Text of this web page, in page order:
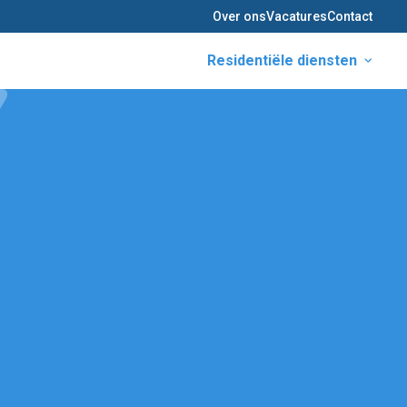
Over onsVacaturesContact
Residentiële diensten